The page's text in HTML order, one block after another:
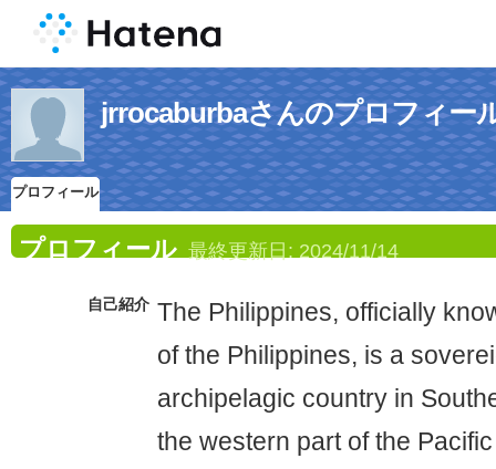
jrrocaburbaさんのプロフィー
プロフィール
プロフィール 最終更新日: 2024/11/14
自己紹介 The Philippines, officially
of the Philippines, is a
archipelagic country in
the western part of the